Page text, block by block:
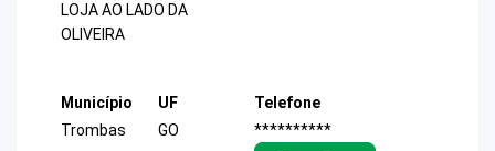
LOJA AO LADO DA
OLIVEIRA
Município
Trombas
UF
GO
Telefone
**********